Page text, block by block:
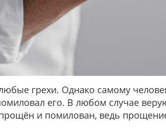
грехи. Однако самому
его. В любом случае
прощён и помилован, ведь